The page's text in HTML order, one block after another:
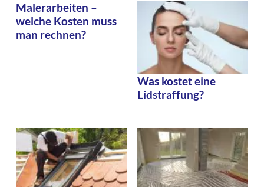
Malerarbeiten –
welche Kosten muss
man rechnen?
Was kostet eine
Lidstraffung?